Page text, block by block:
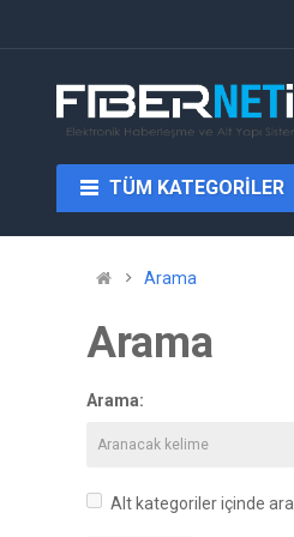
TÜM KATEGORILER
Arama
Arama
Arama:
Alt kategoriler içinde ara